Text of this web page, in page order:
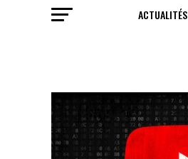
ACTUALITÉS